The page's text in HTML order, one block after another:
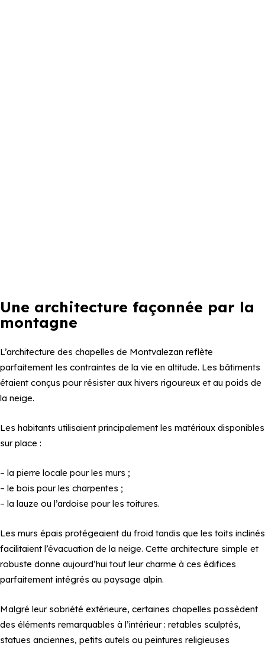
Une architecture façonnée par la
montagne
L’architecture des chapelles de Montvalezan reflète
parfaitement les contraintes de la vie en altitude. Les bâtiments
étaient conçus pour résister aux hivers rigoureux et au poids de
la neige.
Les habitants utilisaient principalement les matériaux disponibles
sur place :
– la pierre locale pour les murs ;
– le bois pour les charpentes ;
– la lauze ou l’ardoise pour les toitures.
Les murs épais protégeaient du froid tandis que les toits inclinés
facilitaient l’évacuation de la neige. Cette architecture simple et
robuste donne aujourd’hui tout leur charme à ces édifices
parfaitement intégrés au paysage alpin.
Malgré leur sobriété extérieure, certaines chapelles possèdent
des éléments remarquables à l’intérieur : retables sculptés,
statues anciennes, petits autels ou peintures religieuses